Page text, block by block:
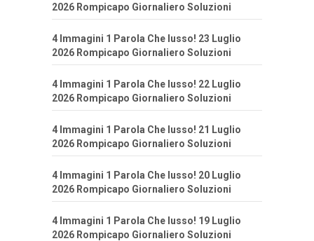
2026 Rompicapo Giornaliero Soluzioni
4 Immagini 1 Parola Che lusso! 23 Luglio
2026 Rompicapo Giornaliero Soluzioni
4 Immagini 1 Parola Che lusso! 22 Luglio
2026 Rompicapo Giornaliero Soluzioni
4 Immagini 1 Parola Che lusso! 21 Luglio
2026 Rompicapo Giornaliero Soluzioni
4 Immagini 1 Parola Che lusso! 20 Luglio
2026 Rompicapo Giornaliero Soluzioni
4 Immagini 1 Parola Che lusso! 19 Luglio
2026 Rompicapo Giornaliero Soluzioni